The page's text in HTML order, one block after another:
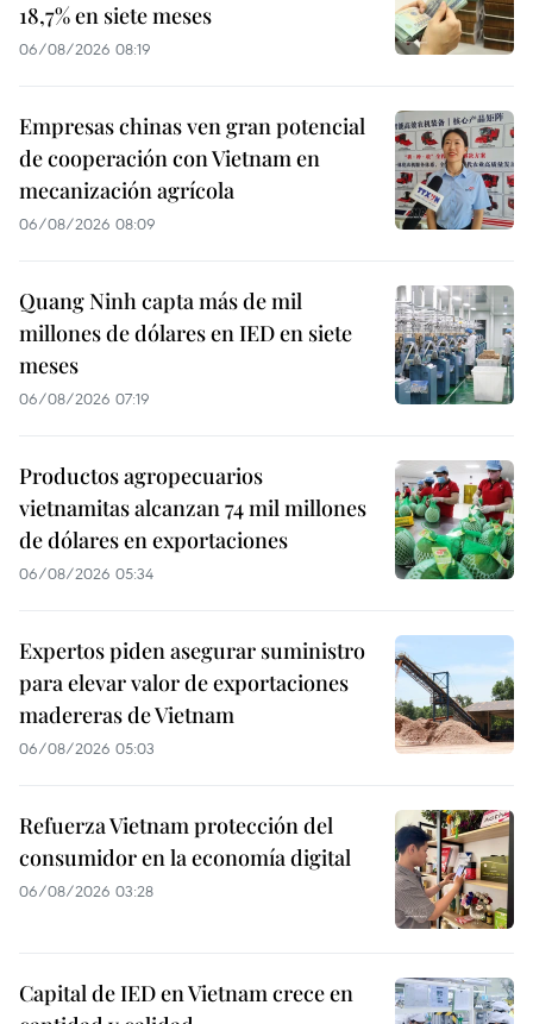
18,7% en siete meses
06/08/2026 08:19
Empresas chinas ven gran potencial
de cooperación con Vietnam en
mecanización agrícola
06/08/2026 08:09
Quang Ninh capta más de mil
millones de dólares en IED en siete
meses
06/08/2026 07:19
Productos agropecuarios
vietnamitas alcanzan 74 mil millones
de dólares en exportaciones
06/08/2026 05:34
Expertos piden asegurar suministro
para elevar valor de exportaciones
madereras de Vietnam
06/08/2026 05:03
Refuerza Vietnam protección del
consumidor en la economía digital
06/08/2026 03:28
Capital de IED en Vietnam crece en